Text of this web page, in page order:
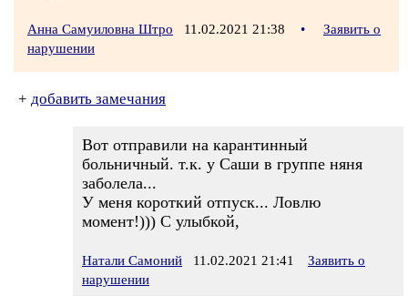
Анна Самуиловна Штро 11.02.2021 21:38 •
Заявить о
нарушении
+ добавить замечания
Вот отправили на карантинный
больничный. т.к. у Саши в группе няня
заболела...
У меня короткий отпуск... Ловлю
момент!))) С улыбкой,
Натали Самоний 11.02.2021 21:41
Заявить о
нарушении